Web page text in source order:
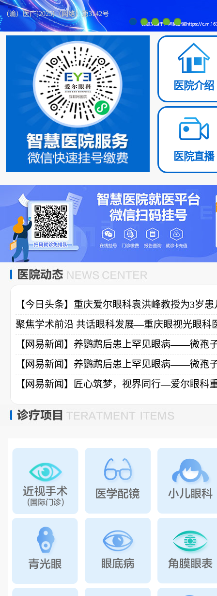
（渝）医广[2025]（网络）第3142号
医院介绍
医院直播